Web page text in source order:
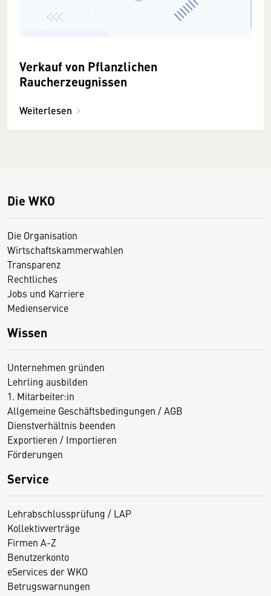
Verkauf von Pflanzlichen
Raucherzeugnissen
Weiterlesen
Die WKO
Die Organisation
Wirtschaftskammerwahlen
Transparenz
Rechtliches
Jobs und Karriere
Medienservice
Wissen
Unternehmen gründen
Lehrling ausbilden
1. Mitarbeiter:in
Allgemeine Geschäftsbedingungen / AGB
Dienstverhältnis beenden
Exportieren / Importieren
Förderungen
Service
Lehrabschlussprüfung / LAP
Kollektivverträge
Firmen A-Z
Benutzerkonto
eServices der WKO
Betrugswarnungen